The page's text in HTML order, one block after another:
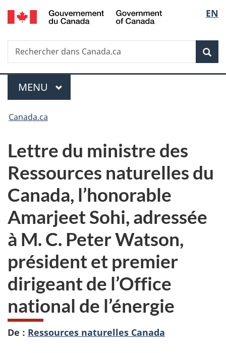
Passer
au
principal
Passer
à
Au
du
Passer
à
version
simplifiée
de
la
EN
Recherche
Rechercher
dans
Menu
MENU PRINCIPAL
Vous
ici :
Canada.ca
Lettre du ministre des
Ressources naturelles du
Canada, l’honorable
Amarjeet Sohi, adressée
à M. C. Peter Watson,
président et premier
dirigeant de l’Office
national de l’énergie
De : Ressources naturelles Canada